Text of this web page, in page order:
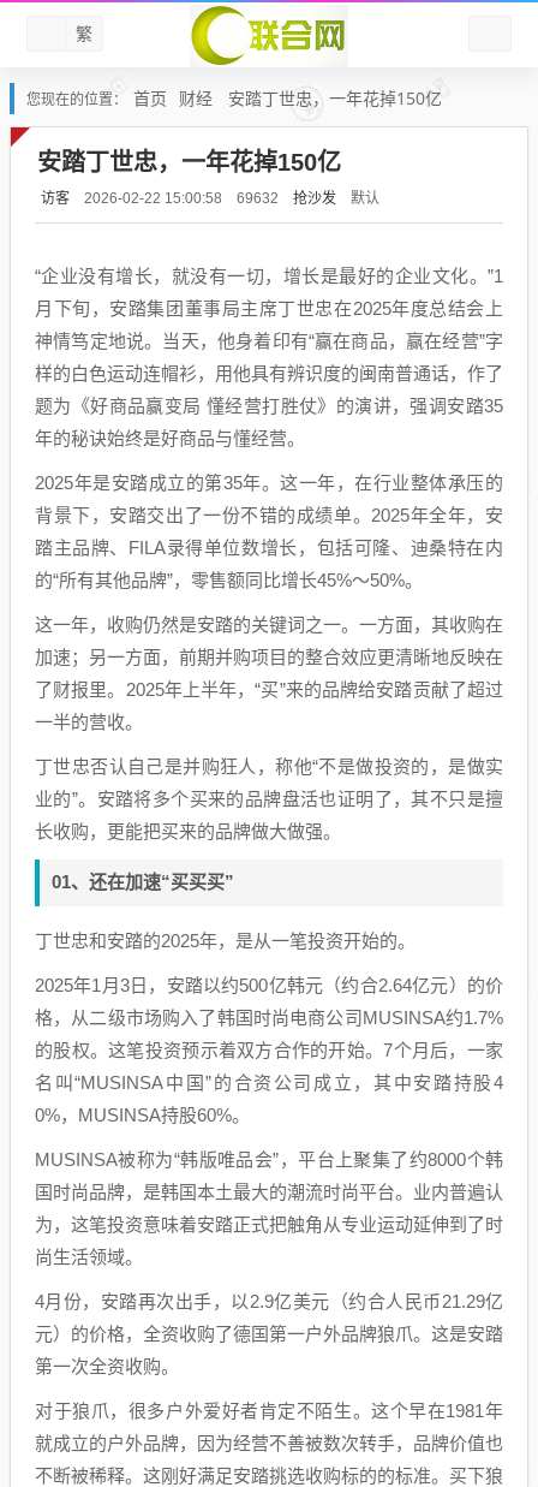
繁
您现在的位置： 首页 财经 安踏丁世忠，一年花掉150亿
安踏丁世忠，一年花掉150亿
访客 2026-02-22 15:00:58 69632 抢沙发 默认
“企业没有增长，就没有一切，增长是最好的企业文化。”1
月下旬，安踏集团董事局主席丁世忠在2025年度总结会上
神情笃定地说。当天，他身着印有“赢在商品，赢在经营”字
样的白色运动连帽衫，用他具有辨识度的闽南普通话，作了
题为《好商品赢变局 懂经营打胜仗》的演讲，强调安踏35
年的秘诀始终是好商品与懂经营。
2025年是安踏成立的第35年。这一年，在行业整体承压的
背景下，安踏交出了一份不错的成绩单。2025年全年，安
踏主品牌、FILA录得单位数增长，包括可隆、迪桑特在内
的“所有其他品牌”，零售额同比增长45%～50%。
这一年，收购仍然是安踏的关键词之一。一方面，其收购在
加速；另一方面，前期并购项目的整合效应更清晰地反映在
了财报里。2025年上半年，“买”来的品牌给安踏贡献了超过
一半的营收。
丁世忠否认自己是并购狂人，称他“不是做投资的，是做实
业的”。安踏将多个买来的品牌盘活也证明了，其不只是擅
长收购，更能把买来的品牌做大做强。
01、还在加速“买买买”
丁世忠和安踏的2025年，是从一笔投资开始的。
2025年1月3日，安踏以约500亿韩元（约合2.64亿元）的价
格，从二级市场购入了韩国时尚电商公司MUSINSA约1.7%
的股权。这笔投资预示着双方合作的开始。7个月后，一家
名叫“MUSINSA中国”的合资公司成立，其中安踏持股4
0%，MUSINSA持股60%。
MUSINSA被称为“韩版唯品会”，平台上聚集了约8000个韩
国时尚品牌，是韩国本土最大的潮流时尚平台。业内普遍认
为，这笔投资意味着安踏正式把触角从专业运动延伸到了时
尚生活领域。
4月份，安踏再次出手，以2.9亿美元（约合人民币21.29亿
元）的价格，全资收购了德国第一户外品牌狼爪。这是安踏
第一次全资收购。
对于狼爪，很多户外爱好者肯定不陌生。这个早在1981年
就成立的户外品牌，因为经营不善被数次转手，品牌价值也
不断被稀释。这刚好满足安踏挑选收购标的的标准。买下狼